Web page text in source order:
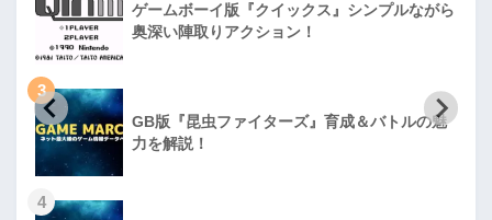
ゲームボーイ版『クイックス』シンプルながら
奥深い陣取りアクション！
3
GB版『昆虫ファイターズ』育成＆バトルの魅
力を解説！
4